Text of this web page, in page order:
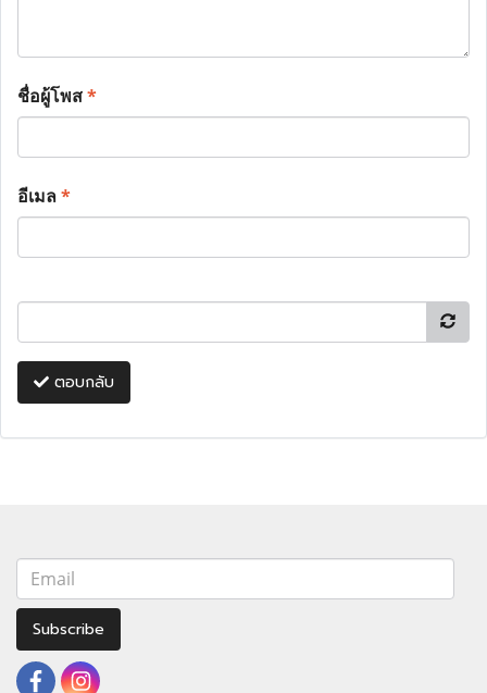
ชื่อผู้โพส*
อีเมล*
ตอบกลับ
Subscribe